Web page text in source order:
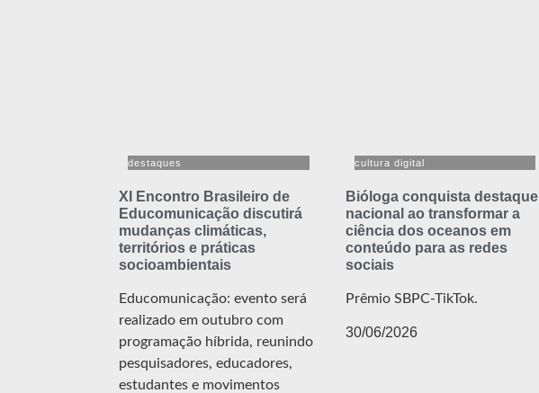
destaques
XI Encontro Brasileiro de
Educomunicação discutirá
mudanças climáticas,
territórios e práticas
socioambientais
Educomunicação: evento será
realizado em outubro com
programação híbrida, reunindo
pesquisadores, educadores,
estudantes e movimentos
cultura digital
Bióloga conquista destaque
nacional ao transformar a
ciência dos oceanos em
conteúdo para as redes
sociais
Prêmio SBPC-TikTok.
30/06/2026